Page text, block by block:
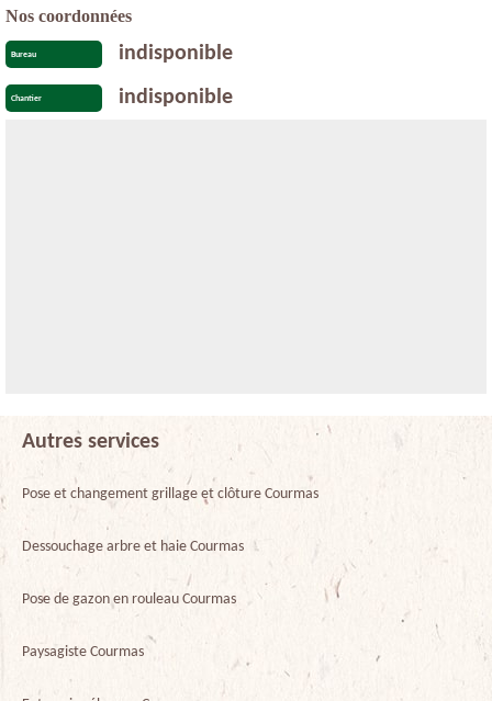
Nos coordonnées
Bureau indisponible
Chantier indisponible
Autres services
Pose et changement grillage et clôture Courmas
Dessouchage arbre et haie Courmas
Pose de gazon en rouleau Courmas
Paysagiste Courmas